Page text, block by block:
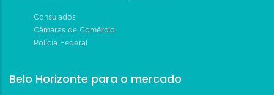
Consulados
Câmaras de Comércio
Polícia Federal
Belo Horizonte para o mercado